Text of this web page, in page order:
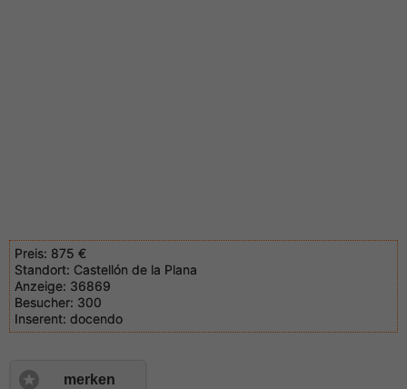
Preis: 875 €
Standort: Castellón de la Plana
Anzeige: 36869
Besucher: 300
Inserent: docendo
merken